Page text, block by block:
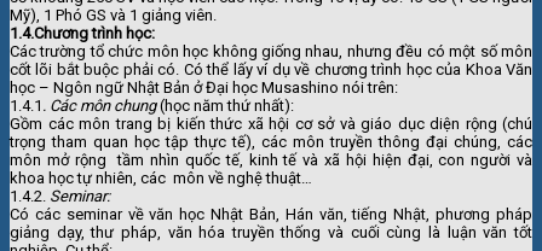
Mỹ), 1 Phó GS và 1 giảng viên.
1.4.Chương trình học:
Các trường tổ chức môn học không giống nhau, nhưng đều có một số môn
cốt lõi bắt buộc phải có. Có thể lấy ví dụ về chương trình học của Khoa Văn
học – Ngôn ngữ Nhật Bản ở Đại học Musashino nói trên:
1.4.1 . Các môn chung(học năm thứ nhất):
Gồm các môn trang bị kiến thức xã hội cơ sở và giáo dục diện rộng (chú
trọng tham quan học tập thực tế), các môn truyền thông đại chúng, các
môn mở rộng tầm nhìn quốc tế, kinh tế và xã hội hiện đại, con người và
khoa học tự nhiên, các môn về nghệ thuật…
1.4.2. Seminar:
Có các seminar về văn học Nhật Bản, Hán văn, tiếng Nhật, phương pháp
giảng dạy, thư pháp, văn hóa truyền thống và cuối cùng là luận văn tốt